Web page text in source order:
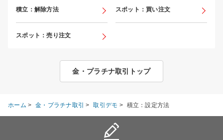
積立：解除方法 スポット：買い注文
スポット：売り注文
金・プラチナ取引トップ
ホーム > 金・プラチナ取引 > 取引デモ > 積立：設定方法